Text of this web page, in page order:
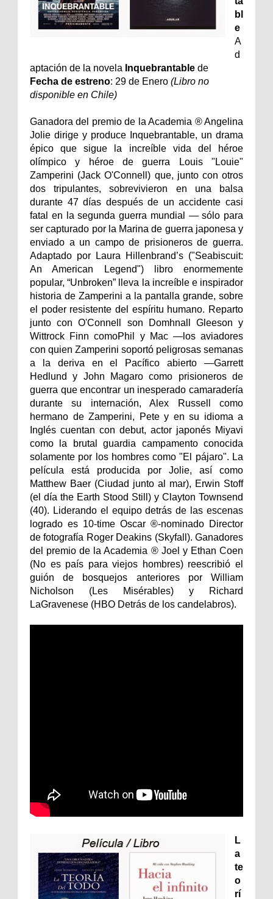
bl
e
A
d
aptación de la novela Inquebrantable de
Fecha de estreno: 29 de Enero (Libro no
disponible en Chile)
Ganadora del premio de la Academia ® Angelina
Jolie dirige y produce Inquebrantable, un drama
épico que sigue la increíble vida del héroe
olímpico y héroe de guerra Louis "Louie"
Zamperini (Jack O'Connell) que, junto con otros
dos tripulantes, sobrevivieron en una balsa
durante 47 días después de un accidente casi
fatal en la segunda guerra mundial — sólo para
ser capturado por la Marina de guerra japonesa y
enviado a un campo de prisioneros de guerra.
Adaptado por Laura Hillenbrand’s ("Seabiscuit:
An American Legend") libro enormemente
popular, “Unbroken” lleva la increíble e inspirador
historia de Zamperini a la pantalla grande, sobre
el poder resistente del espíritu humano. Reparto
junto con O'Connell son Domhnall Gleeson y
Wittrock Finn comoPhil y Mac —los aviadores
con quien Zamperini soportó peligrosas semanas
a la deriva en el Pacífico abierto —Garrett
Hedlund y John Magaro como prisioneros de
guerra que encontrar un inesperado camaradería
durante su internación, Alex Russell como
hermano de Zamperini, Pete y en su idioma a
Inglés cuentan con debut, actor japonés Miyavi
como la brutal guardia campamento conocida
solamente por los hombres como "El pájaro". La
película está producida por Jolie, así como
Matthew Baer (Ciudad junto al mar), Erwin Stoff
(el día the Earth Stood Still) y Clayton Townsend
(40). Liderando el equipo detrás de las escenas
logrado es 10-time Oscar ®-nominado Director
de fotografía Roger Deakins (Skyfall). Ganadores
del premio de la Academia ® Joel y Ethan Coen
(No es país para viejos hombres) reescribió el
guión de bosquejos anteriores por William
Nicholson (Les Misérables) y Richard
LaGravenese (HBO Detrás de los candelabros).
L
a
te
o
rí